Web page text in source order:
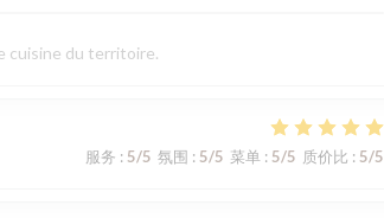
cuisine du territoire.
服务 : 5/5 氛围 : 5/5 菜单: 5/5 质价比 : 5/5